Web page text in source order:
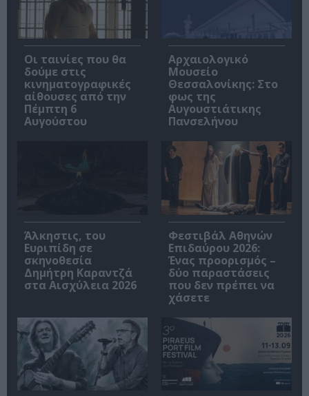
Οι ταινίες που θα
δούμε στις
κινηματογραφικές
αίθουσες από την
Πέμπτη 6
Αυγούστου
Αρχαιολογικό
Μουσείο
Θεσσαλονίκης: Στο
φως της
Αυγουστιάτικης
Πανσελήνου
Άλκηστις, του
Ευριπίδη σε
σκηνοθεσία
Δημήτρη Καραντζά
στα Αισχύλεια 2026
Φεστιβάλ Αθηνών
Επιδαύρου 2026:
Ένας προορισμός –
δύο παραστάσεις
που δεν πρέπει να
χάσετε